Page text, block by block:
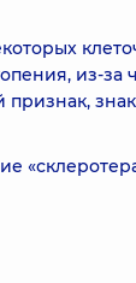
из-за
знак